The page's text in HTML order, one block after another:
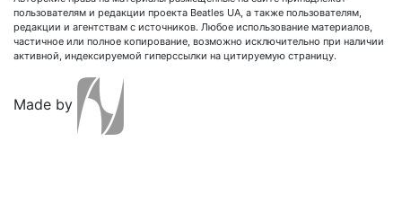
пользователям и редакции проекта Beatles UA, а также пользователям,
редакции и агентствам с источников. Любое использование материалов,
частичное или полное копирование, возможно исключительно при наличии
активной, индексируемой гиперссылки на цитируемую страницу.
Made by